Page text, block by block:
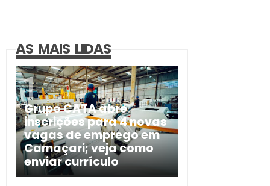
AS MAIS LIDAS
Grupo CATA abre
inscrições para 4 novas
vagas de emprego em
Camaçari; veja como
enviar currículo